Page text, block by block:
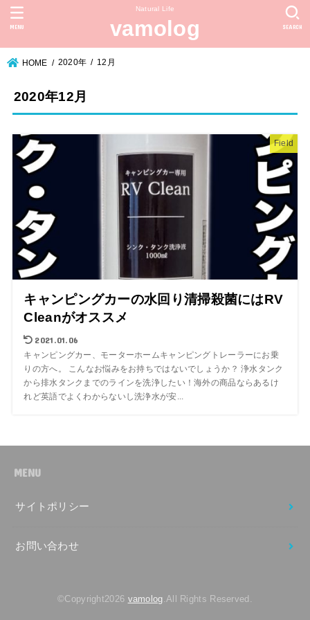
Natural Life
vamolog SEARCH
MENU
HOME 2020年 12月
2020年12月
Field
キャンピングカーの水回り清掃殺菌にはRV
Cleanがオススメ
2021.01.06
キャンピングカー、モーターホームキャンピングトレーラーにお乗
りの方へ。 こんなお悩みをお持ちではないでしょうか？ 浄水タンク
から排水タンクまでのラインを洗浄したい！海外の商品ならあるけ
れど英語でよくわからないし洗浄水が安...
MENU
サイトポリシー
お問い合わせ
©Copyright2026 vamolog.All Rights Reserved.